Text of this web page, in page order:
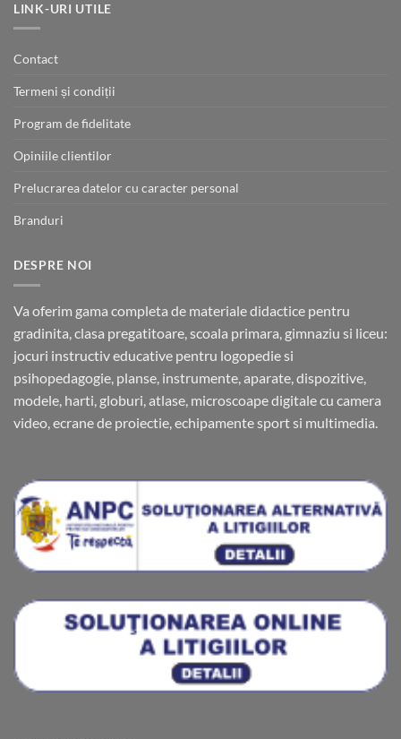
LINK-URI UTILE
Contact
Termeni și condiții
Program de fidelitate
Opiniile clientilor
Prelucrarea datelor cu caracter personal
Branduri
DESPRE NOI
Va oferim gama completa de materiale didactice pentru
gradinita, clasa pregatitoare, scoala primara, gimnaziu si liceu:
jocuri instructiv educative pentru logopedie si
psihopedagogie, planse, instrumente, aparate, dispozitive,
modele, harti, globuri, atlase, microscoape digitale cu camera
video, ecrane de proiectie, echipamente sport si multimedia.